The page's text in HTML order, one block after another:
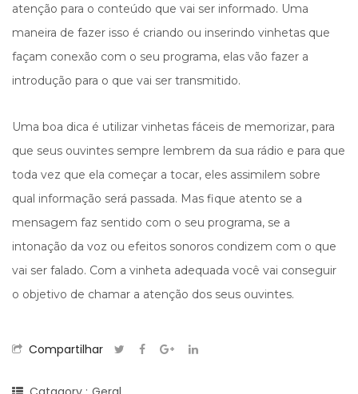
atenção para o conteúdo que vai ser informado. Uma
maneira de fazer isso é criando ou inserindo vinhetas que
façam conexão com o seu programa, elas vão fazer a
introdução para o que vai ser transmitido.
Uma boa dica é utilizar vinhetas fáceis de memorizar, para
que seus ouvintes sempre lembrem da sua rádio e para que
toda vez que ela começar a tocar, eles assimilem sobre
qual informação será passada. Mas fique atento se a
mensagem faz sentido com o seu programa, se a
intonação da voz ou efeitos sonoros condizem com o que
vai ser falado. Com a vinheta adequada você vai conseguir
o objetivo de chamar a atenção dos seus ouvintes.
Compartilhar